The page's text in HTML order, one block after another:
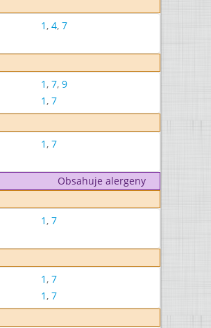
1, 4, 7
1, 7, 9
1, 7
1, 7
Obsahuje alergeny
1, 7
1, 7
1, 7